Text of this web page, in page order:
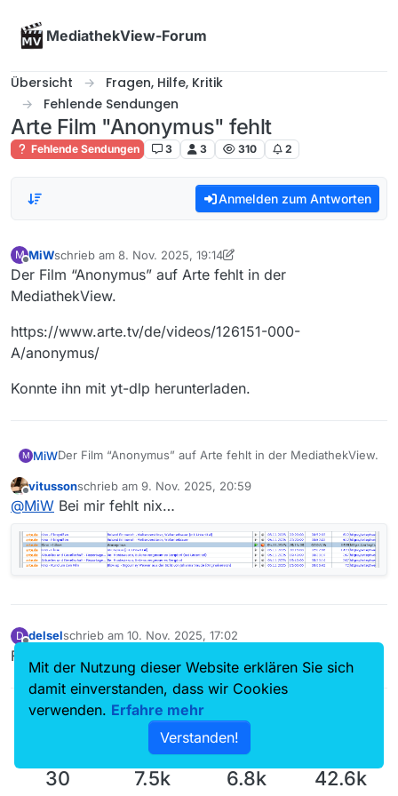
MediathekView-Forum
Übersicht
Fragen, Hilfe, Kritik
Fehlende Sendungen
Arte Film "Anonymus" fehlt
Fehlende Sendungen 3 3 310 2
Anmelden zum Antworten
M
Offline
MiWschrieb am 8. Nov. 2025, 19:14
zuletzt editiert von MiW11. Aug. 2025, 20:15
Der Film “Anonymus” auf Arte fehlt in der
MediathekView.
https://www.arte.tv/de/videos/126151-000-
A/anonymus/
Konnte ihn mit yt-dlp herunterladen.
M MiWDer Film “Anonymus” auf Arte fehlt in der MediathekView.
https://www.arte.tv/de/videos/126151-000-A/anonymus/
Offline
vitussonschrieb am 9. Nov. 2025, 20:59
zuletzt editiert von
@MiW Bei mir fehlt nix…
D delselschrieb am 10. Nov. 2025, 17:02
zuletzt editiert von
Filtereinstellungen, 120min?
30 7.5k 6.8k 42.6k
Mit der Nutzung dieser Website erklären Sie sich
damit einverstanden, dass wir Cookies
verwenden. Erfahre mehr
Verstanden!